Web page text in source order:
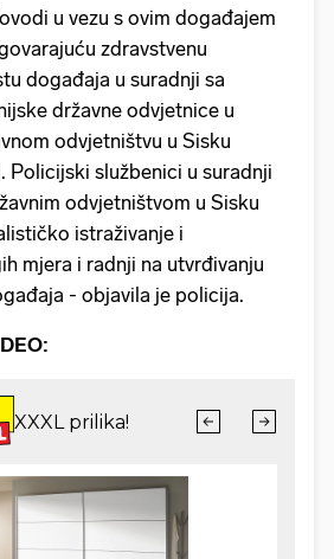
u vezu s ovim događajem
zdravstvenu
događaja u suradnji sa
državne odvjetnice u
odvjetništvu u Sisku
Policijski službenici u suradnji
odvjetništvom u Sisku
istraživanje i
mjera i radnji na utvrđivanju
- objavila je policija.